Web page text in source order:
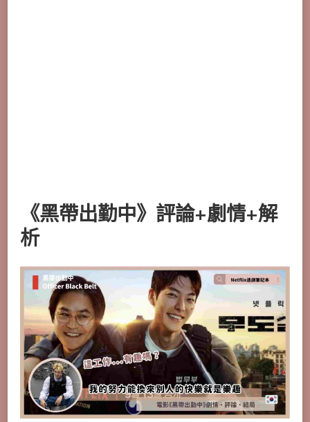
《黑帶出勤中》評論+劇情+解
析